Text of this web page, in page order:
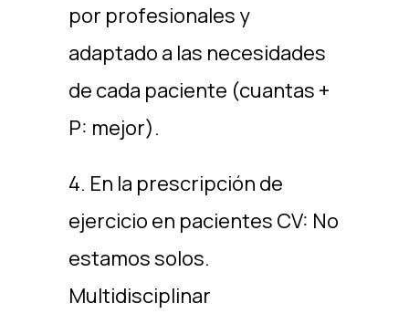
por profesionales y
adaptado a las necesidades
de cada paciente (cuantas +
P: mejor).
4. En la prescripción de
ejercicio en pacientes CV: No
estamos solos.
Multidisciplinar